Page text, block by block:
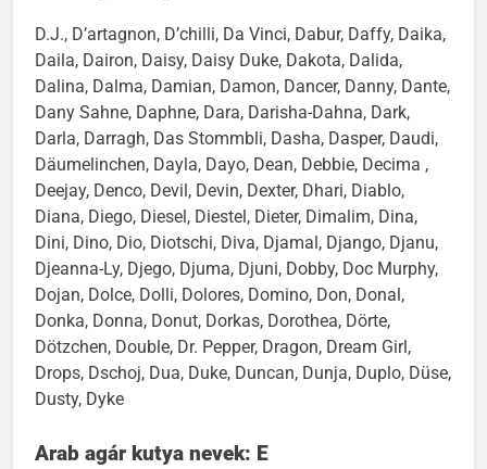
D.J., D’artagnon, D’chilli, Da Vinci, Dabur, Daffy, Daika,
Daila, Dairon, Daisy, Daisy Duke, Dakota, Dalida,
Dalina, Dalma, Damian, Damon, Dancer, Danny, Dante,
Dany Sahne, Daphne, Dara, Darisha-Dahna, Dark,
Darla, Darragh, Das Stommbli, Dasha, Dasper, Daudi,
Däumelinchen, Dayla, Dayo, Dean, Debbie, Decima ,
Deejay, Denco, Devil, Devin, Dexter, Dhari, Diablo,
Diana, Diego, Diesel, Diestel, Dieter, Dimalim, Dina,
Dini, Dino, Dio, Diotschi, Diva, Djamal, Django, Djanu,
Djeanna-Ly, Djego, Djuma, Djuni, Dobby, Doc Murphy,
Dojan, Dolce, Dolli, Dolores, Domino, Don, Donal,
Donka, Donna, Donut, Dorkas, Dorothea, Dörte,
Dötzchen, Double, Dr. Pepper, Dragon, Dream Girl,
Drops, Dschoj, Dua, Duke, Duncan, Dunja, Duplo, Düse,
Dusty, Dyke
Arab agár kutya nevek: E